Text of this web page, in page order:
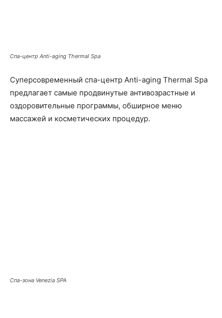
Спа-центр Anti-aging Thermal Spa
Суперсовременный спа-центр Anti-aging Thermal Spa
предлагает самые продвинутые антивозрастные и
оздоровительные программы, обширное меню
массажей и косметических процедур.
Спа-зона Venezia SPA